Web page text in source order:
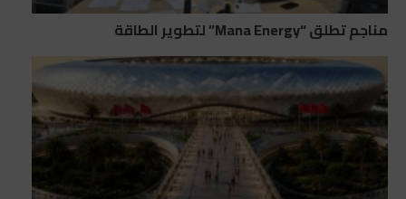
مناجم تطلق “Mana Energy” لتطوير الطاقة